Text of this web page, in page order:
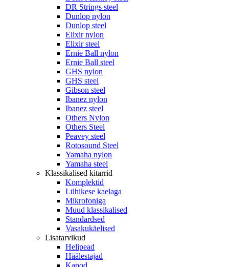
DR Strings steel
Dunlop nylon
Dunlop steel
Elixir nylon
Elixir steel
Ernie Ball nylon
Ernie Ball steel
GHS nylon
GHS steel
Gibson steel
Ibanez nylon
Ibanez steel
Others Nylon
Others Steel
Peavey steel
Rotosound Steel
Yamaha nylon
Yamaha steel
Klassikalised kitarrid
Komplektid
Lühikese kaelaga
Mikrofoniga
Muud klassikalised
Standardsed
Vasakukäelised
Lisatarvikud
Helipead
Häälestajad